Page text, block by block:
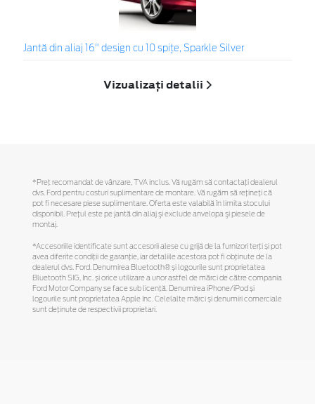
Jantă din aliaj 16" design cu 10 spițe, Sparkle Silver
Vizualizați detalii
*Preţ recomandat de vânzare, TVA inclus. Vă rugăm să contactaţi dealerul
dvs. Ford pentru costuri suplimentare de montare. Vă rugăm să reţineţi că
pot fi necesare piese suplimentare. Oferta este valabilă în limita stocului
disponibil. Preţul este pe jantă din aliaj şi exclude anvelopa şi piesele de
montaj.
*Accesoriile identificate sunt accesorii alese cu grijă de la furnizori terți și pot
avea diferite condiții de garanție, iar detaliile acestora pot fi obținute de la
dealerul dvs. Ford. Denumirea Bluetooth® și logourile sunt proprietatea
Bluetooth SIG, Inc. și orice utilizare a unor astfel de mărci de către compania
Ford Motor Company se face sub licență. Denumirea iPhone/iPod și
logourile sunt proprietatea Apple Inc. Celelalte mărci și denumiri comerciale
sunt deținute de respectivii proprietari.